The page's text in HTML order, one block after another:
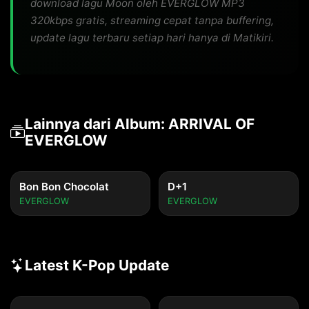
download lagu Moon oleh EVERGLOW MP3
320kbps gratis, streaming cepat tanpa buffering,
update lagu terbaru setiap hari hanya di Matikiri.
Lainnya dari Album: ARRIVAL OF
EVERGLOW
Bon Bon Chocolat
EVERGLOW
D+1
EVERGLOW
Latest K-Pop Update